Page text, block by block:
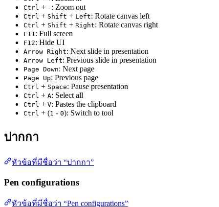
Ctrl + - : Zoom out
Ctrl + Shift + Left: Rotate canvas left
Ctrl + Shift + Right: Rotate canvas right
F11 : Full screen
F12: Hide UI
Arrow Right: Next slide in presentation
Arrow Left: Previous slide in presentation
Page Down: Next page
Page Up: Previous page
Ctrl + Space: Pause presentation
Ctrl + A: Select all
Ctrl + V: Pastes the clipboard
Ctrl + (1 - 0): Switch to tool
ปากกา
หัวข้อที่มีชื่อว่า “ปากกา”
Pen configurations
หัวข้อที่มีชื่อว่า “Pen configurations”